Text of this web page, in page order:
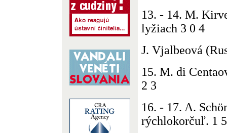
13. - 14. M.
lyžiach 3 0 4
J. Vjalbeová
15. M. di
2 3
16. - 17. A.
rýchlokorčuľ. 1